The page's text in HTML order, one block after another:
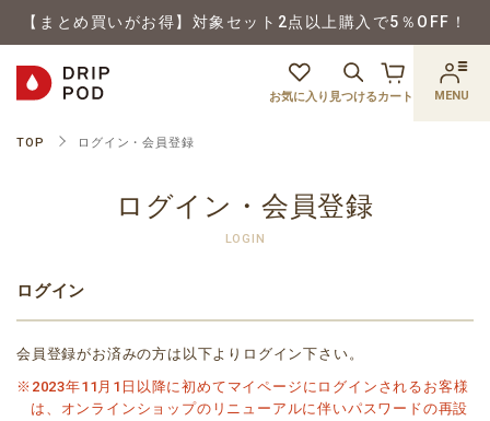
【まとめ買いがお得】対象セット2点以上購入で5％OFF！
お気に入り 見つけるカート MENU
TOP ログイン・会員登録
ログイン・会員登録
LOGIN
ログイン
会員登録がお済みの方は以下よりログイン下さい。
※2023年11月1日以降に初めてマイページにログインされるお客様
は、オンラインショップのリニューアルに伴いパスワードの再設